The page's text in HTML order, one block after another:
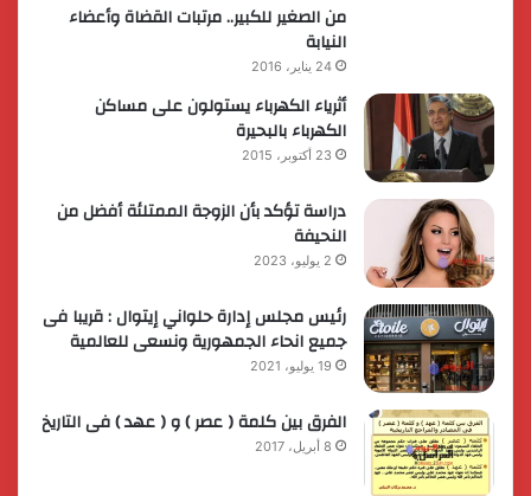
من الصغير للكبير.. مرتبات القضاة وأعضاء
النيابة
24 يناير، 2016
أثرياء الكهرباء يستولون على مساكن
الكهرباء بالبحيرة
23 أكتوبر، 2015
دراسة تؤكد بأن الزوجة الممتلئة أفضل من
النحيفة
2 يوليو، 2023
رئيس مجلس إدارة حلواني إيتوال : قريبا فى
جميع انحاء الجمهورية ونسعى للعالمية
19 يوليو، 2021
الفرق بين كلمة ( عصر ) و ( عهد ) فى التاريخ
8 أبريل، 2017